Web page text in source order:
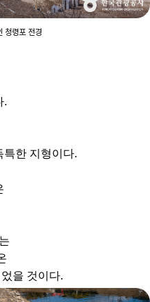
청령포 전경
.
특한 지형이다.
을 것이다.